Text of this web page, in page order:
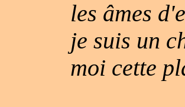
les âmes
je suis un
moi cette